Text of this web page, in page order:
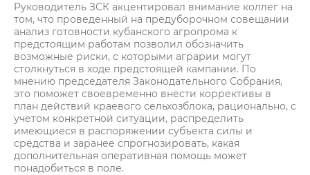
Руководитель ЗСК акцентировал внимание коллег на
том, что проведенный на предуборочном совещании
анализ готовности кубанского агропрома к
предстоящим работам позволил обозначить
возможные риски, с которыми аграрии могут
столкнуться в ходе предстоящей кампании. По
мнению председателя Законодательного Собрания,
это поможет своевременно внести коррективы в
план действий краевого сельхозблока, рационально, с
учетом конкретной ситуации, распределить
имеющиеся в распоряжении субъекта силы и
средства и заранее спрогнозировать, какая
дополнительная оперативная помощь может
понадобиться в поле.